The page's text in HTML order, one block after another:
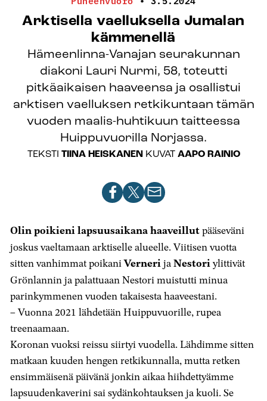
Arktisella vaelluksella Jumalan
kämmenellä
Hämeenlinna-Vanajan seurakunnan
diakoni Lauri Nurmi, 58, toteutti
pitkäaikaisen haaveensa ja osallistui
arktisen vaelluksen retkikuntaan tämän
vuoden maalis-huhtikuun taitteessa
Huippuvuorilla Norjassa.
TEKSTI TIINA HEISKANENKUVAT AAPO RAINIO
Jaa
artikkeli
Jaa
artikkeli
palvelussa
Jaa
artikkeli
Olin poikieni lapsuusaikana haaveillutpääseväni
joskus vaeltamaan arktiselle alueelle. Viitisen vuotta
sitten vanhimmat poikaniVernerijaNestoriylittivät
Grönlannin ja palattuaan Nestori muistutti minua
parinkymmenen vuoden takaisesta haaveestani.
– Vuonna 2021 lähdetään Huippuvuorille, rupea
treenaamaan.
Koronan vuoksi reissu siirtyi vuodella. Lähdimme sitten
matkaan kuuden hengen retkikunnalla, mutta retken
ensimmäisenä päivänä jonkin aikaa hiihdettyämme
lapsuudenkaverini sai sydänkohtauksen ja kuoli. Se